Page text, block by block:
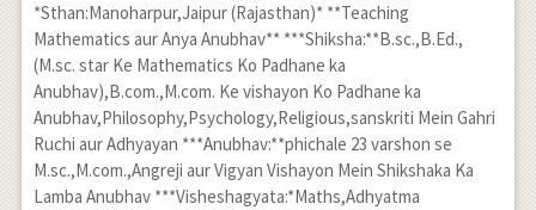
*Sthan:Manoharpur,Jaipur (Rajasthan)* **Teaching
Mathematics aur Anya Anubhav** ***Shiksha:**B.sc.,B.Ed.,
(M.sc. star Ke Mathematics Ko Padhane ka
Anubhav),B.com.,M.com. Ke vishayon Ko Padhane ka
Anubhav,Philosophy,Psychology,Religious,sanskriti Mein Gahri
Ruchi aur Adhyayan ***Anubhav:**phichale 23 varshon se
M.sc.,M.com.,Angreji aur Vigyan Vishayon Mein Shikshaka Ka
Lamba Anubhav ***Visheshagyata:*Maths,Adhyatma